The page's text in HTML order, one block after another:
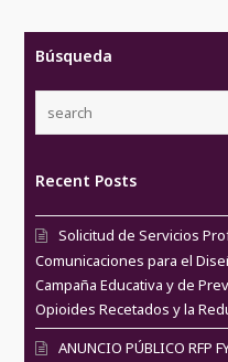
Búsqueda
Recent Posts
Solicitud de Servicios
Comunicaciones para el
Campaña Educativa y de
Opioides Recetados y la
ANUNCIO PÚBLICO RFP